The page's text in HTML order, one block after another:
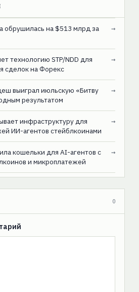
обрушилась на $513 млрд за
→
технологию STP/NDD для
сделок на Форекс
→
выиграл июльскую «Битву
результатом
→
инфраструктуру для
ИИ-агентов стейблкоинами
→
кошельки для AI-агентов с
и микроплатежей
→
0